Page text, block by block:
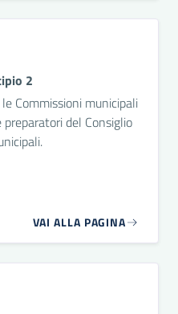
2
Commissioni municipali
del Consiglio
VAI ALLA PAGINA